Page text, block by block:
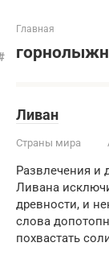
Главная
Ливан
Страны мира
Развлечения и
Ливана
древности, и
слова
похвастать